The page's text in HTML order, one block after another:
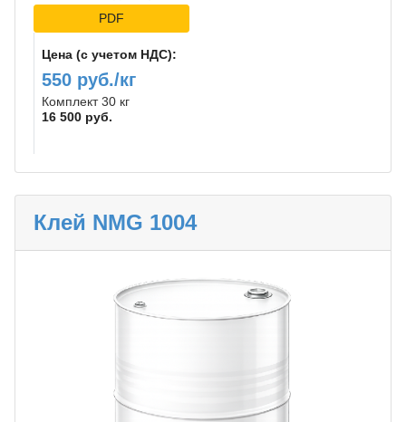
PDF
Цена (с учетом НДС):
550 руб./кг
Комплект 30 кг
16 500 руб.
Клей NMG 1004